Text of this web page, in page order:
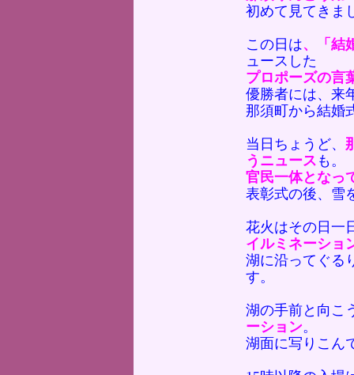
初めて見てきま
この日は、「結
ュースした
プロポーズの言
優勝者には、来
那須町から結婚
当日ちょうど、
うニュース も。
官民一体となっ
表彰式の後、雪
花火はその日一
イルミネーショ
湖に沿ってぐる
す。
湖の手前と向こ
ーション。
湖面に写りこん